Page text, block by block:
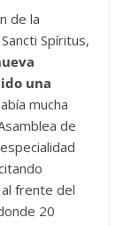
de la
Spíritus,
una
mucha
de
al frente del
20